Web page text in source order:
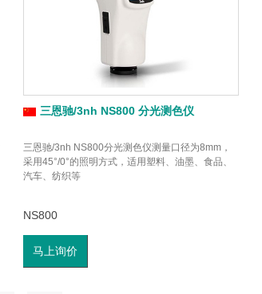
三恩驰/3nh NS800 分光测色仪
三恩驰/3nh NS800分光测色仪测量口径为8mm，
采用45°/0°的照明方式，适用塑料、油墨、食品、
汽车、纺织等
NS800
马上询价